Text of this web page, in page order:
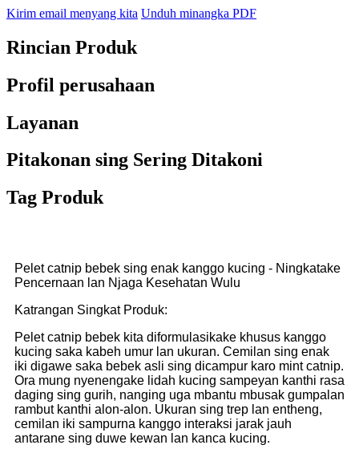
Kirim email menyang kita Unduh minangka PDF
Rincian Produk
Profil perusahaan
Layanan
Pitakonan sing Sering Ditakoni
Tag Produk
Pelet catnip bebek sing enak kanggo kucing - Ningkatake
Pencernaan lan Njaga Kesehatan Wulu
Katrangan Singkat Produk:
Pelet catnip bebek kita diformulasikake khusus kanggo
kucing saka kabeh umur lan ukuran. Cemilan sing enak
iki digawe saka bebek asli sing dicampur karo mint catnip.
Ora mung nyenengake lidah kucing sampeyan kanthi rasa
daging sing gurih, nanging uga mbantu mbusak gumpalan
rambut kanthi alon-alon. Ukuran sing trep lan entheng,
cemilan iki sampurna kanggo interaksi jarak jauh
antarane sing duwe kewan lan kanca kucing.